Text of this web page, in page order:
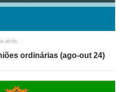
atrás
ordinárias (ago-out 24)